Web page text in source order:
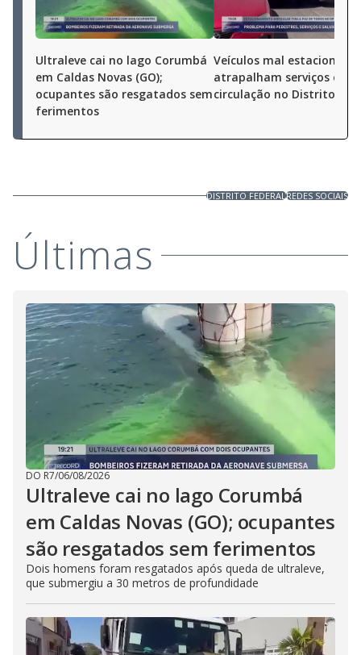
Ultraleve cai no lago Corumbá
em Caldas Novas (GO);
ocupantes são resgatados sem
ferimentos
Veículos mal
atrapalham serviços e a
circulação no Distrito
DISTRITO FEDERALREDES SOCIAIS
Últimas
DO R7/06/08/2026
Ultraleve cai no lago Corumbá
em Caldas Novas (GO); ocupantes
são resgatados sem ferimentos
Dois homens foram resgatados após queda de ultraleve,
que submergiu a 30 metros de profundidade